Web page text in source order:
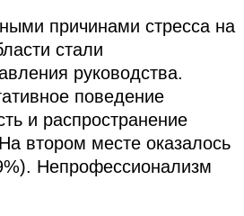
причинами стресса на
стали
руководства.
поведение
и распространение
втором месте оказалось
Непрофессионализм